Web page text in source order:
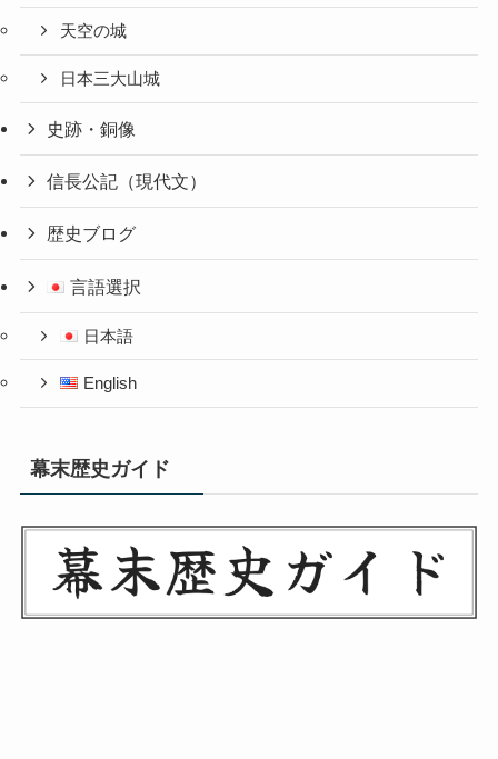
天空の城
日本三大山城
史跡・銅像
信長公記（現代文）
歴史ブログ
言語選択
日本語
English
幕末歴史ガイド